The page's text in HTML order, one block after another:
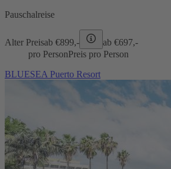
Pauschalreise
Alter Preisab €899,- ab €697,-
pro PersonPreis pro Person
BLUESEA Puerto Resort